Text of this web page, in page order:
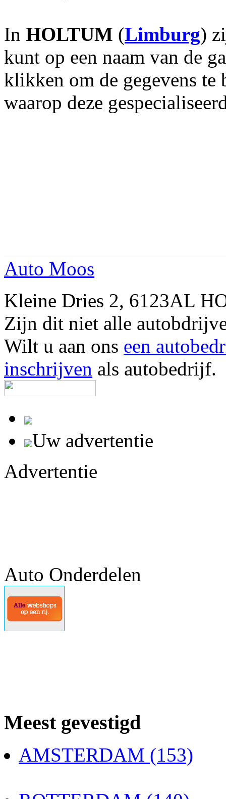
In HOLTUM (Limburg)
kunt op een naam van de
klikken om de gegevens te
waarop deze
Auto Moos
Kleine Dries 2, 6123AL
Zijn dit niet alle
Wilt u aan ons een
inschrijven als autobedrijf.
Uw advertentie
Advertentie
Auto Onderdelen
Meest gevestigd
AMSTERDAM (153)